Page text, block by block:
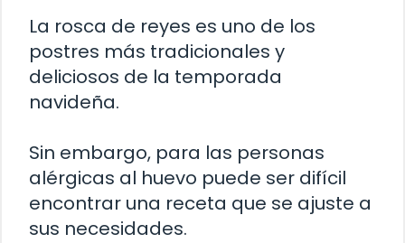
La rosca de reyes es uno de los
postres más tradicionales y
deliciosos de la temporada
navideña.
Sin embargo, para las personas
alérgicas al huevo puede ser difícil
encontrar una receta que se ajuste a
sus necesidades.